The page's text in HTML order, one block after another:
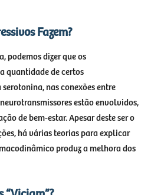
Fazem?
podemos dizer que os
quantidade de certos
nas conexões entre
estão envolvidos,
de bem-estar. Apesar deste ser o
há várias teorias para explicar
produz a melhora dos